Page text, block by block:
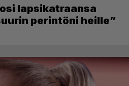
lapsikatraansa
perintöni heille”